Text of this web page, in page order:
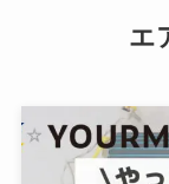
エ